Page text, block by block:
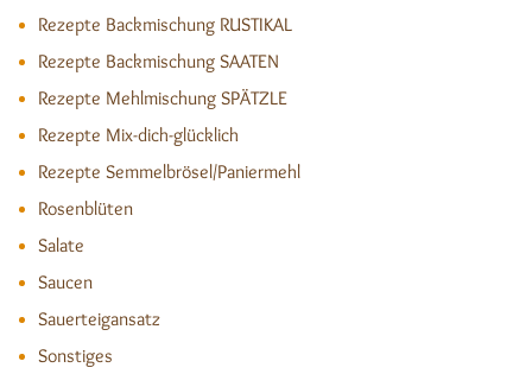
Rezepte Backmischung RUSTIKAL
Rezepte Backmischung SAATEN
Rezepte Mehlmischung SPÄTZLE
Rezepte Mix-dich-glücklich
Rezepte Semmelbrösel/Paniermehl
Rosenblüten
Salate
Saucen
Sauerteigansatz
Sonstiges